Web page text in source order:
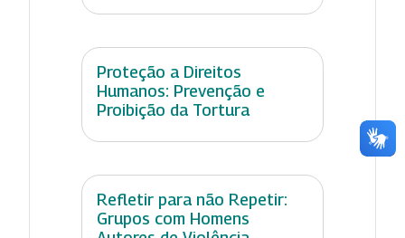
Proteção a Direitos
Humanos: Prevenção e
Proibição da Tortura
Refletir para não Repetir:
Grupos com Homens